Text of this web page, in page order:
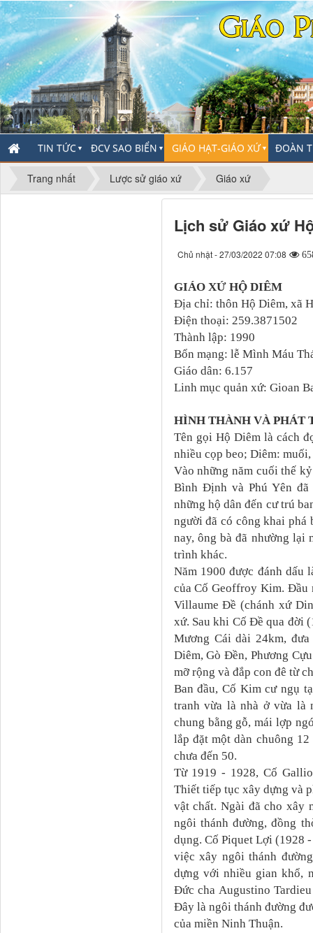
TIN TỨC ▼ ĐCV SAO BIỂN ▼ GIÁO HẠT-GIÁO XỨ▼ ĐOÀN
Trang nhất Lược sử giáo xứ Giáo xứ
Lịch sử Giáo xứ
Chủ nhật - 27/03/2022 07:08
GIÁO XỨ HỘ DIÊM
Địa chỉ: thôn Hộ Diêm, xã
Điện thoại: 259.3871502
Thành lập: 1990
Bổn mạng: lễ Mình Máu
Giáo dân: 6.157
Linh mục quản xứ: Gioan
HÌNH THÀNH VÀ PHÁT
Tên gọi Hộ Diêm là cách
nhiều cọp beo; Diêm:
Vào những năm cuối thế
Bình Định và Phú Yên
những hộ dân đến cư trú
người đã có công khai phá
nay, ông bà đã nhường lại
trình khác.
Năm 1900 được đánh dấu
của Cố Geoffroy Kim. Đầu
Villaume Đề (chánh xứ
xứ. Sau khi Cố Đề qua đời
Mương Cái dài 24km,
Diêm, Gò Đền, Phương
mỡrộng và đắp con đê từ
Ban đầu, Cố Kim cư ngụ
tranh vừa là nhà ở vừa là
chung bằng gỗ, mái lợp
lắp đặt một dàn chuông
chưa đến 50.
Từ 1919 - 1928, Cố
Thiết tiếp tục xây dựng và
vật chất. Ngài đã cho xây
ngôi thánh đường, đồng
dụng. Cố Piquet Lợi (1928
việc xây ngôi thánh
dựng với nhiều gian khổ,
Đứccha Augustino
Đây là ngôi thánh đường
của miền Ninh Thuận.